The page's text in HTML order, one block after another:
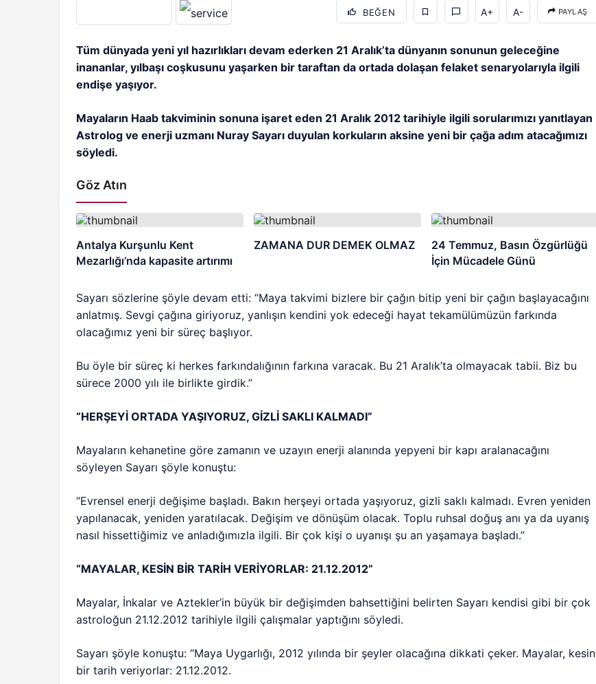
BEĞEN A+ A- PAYLAŞ
Tüm dünyada yeni yıl hazırlıkları devam ederken 21 Aralık’ta dünyanın sonunun geleceğine
inananlar, yılbaşı coşkusunu yaşarken bir taraftan da ortada dolaşan felaket senaryolarıyla ilgili
endişe yaşıyor.
Mayaların Haab takviminin sonuna işaret eden 21 Aralık 2012 tarihiyle ilgili sorularımızı yanıtlayan
Astrolog ve enerji uzmanı Nuray Sayarı duyulan korkuların aksine yeni bir çağa adım atacağımızı
söyledi.
Göz Atın
Antalya Kurşunlu Kent
Mezarlığı’nda kapasite artırımı
ZAMANA DUR DEMEK OLMAZ
24 Temmuz, Basın Özgürlüğü
İçin Mücadele Günü
Sayarı sözlerine şöyle devam etti: “Maya takvimi bizlere bir çağın bitip yeni bir çağın başlayacağını
anlatmış. Sevgi çağına giriyoruz, yanlışın kendini yok edeceği hayat tekamülümüzün farkında
olacağımız yeni bir süreç başlıyor.
Bu öyle bir süreç ki herkes farkındalığının farkına varacak. Bu 21 Aralık’ta olmayacak tabii. Biz bu
sürece 2000 yılı ile birlikte girdik.”
“HERŞEYİ ORTADA YAŞIYORUZ, GİZLİ SAKLI KALMADI”
Mayaların kehanetine göre zamanın ve uzayın enerji alanında yepyeni bir kapı aralanacağını
söyleyen Sayarı şöyle konuştu:
“Evrensel enerji değişime başladı. Bakın herşeyi ortada yaşıyoruz, gizli saklı kalmadı. Evren yeniden
yapılanacak, yeniden yaratılacak. Değişim ve dönüşüm olacak. Toplu ruhsal doğuş anı ya da uyanış
nasıl hissettiğimiz ve anladığımızla ilgili. Bir çok kişi o uyanışı şu an yaşamaya başladı.”
“MAYALAR, KESİN BİR TARİH VERİYORLAR: 21.12.2012”
Mayalar, İnkalar ve Aztekler’in büyük bir değişimden bahsettiğini belirten Sayarı kendisi gibi bir çok
astroloğun 21.12.2012 tarihiyle ilgili çalışmalar yaptığını söyledi.
Sayarı şöyle konuştu: “Maya Uygarlığı, 2012 yılında bir şeyler olacağına dikkati çeker. Mayalar, kesin
bir tarih veriyorlar: 21.12.2012.